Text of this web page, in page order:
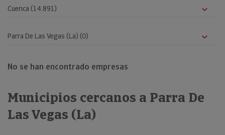
No se han encontrado empresas
Municipios cercanos a Parra De
Las Vegas (La)